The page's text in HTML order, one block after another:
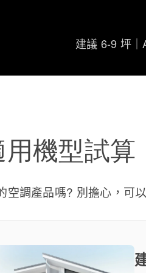
建議 6-9 坪
機型試算
空調產品嗎? 別擔心，可